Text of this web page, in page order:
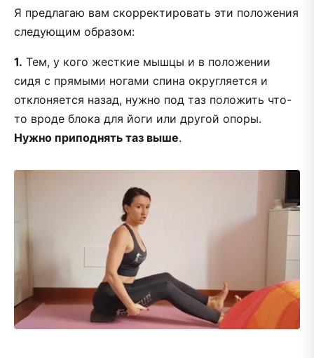
Я предлагаю вам скорректировать эти положения
следующим образом:
1. Тем, у кого жесткие мышцы и в положении
сидя с прямыми ногами спина округляется и
отклоняется назад, нужно под таз положить что-
то вроде блока для йоги или другой опоры.
Нужно приподнять таз выше.